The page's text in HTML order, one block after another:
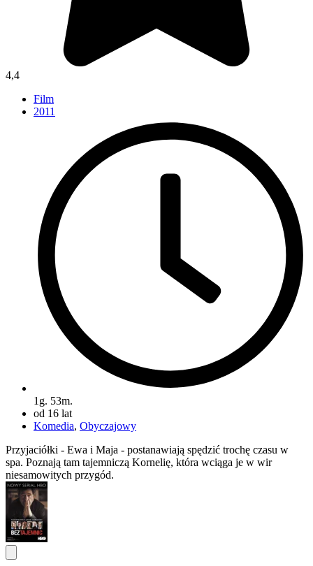
4,4
Film
2011
1g. 53m.
od 16 lat
Komedia, Obyczajowy
Przyjaciółki - Ewa i Maja - postanawiają spędzić trochę czasu w
spa. Poznają tam tajemniczą Kornelię, która wciąga je w wir
niesamowitych przygód.